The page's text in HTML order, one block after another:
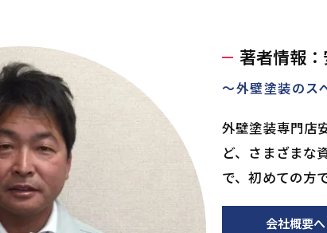
著者情報
～外壁塗装のス
外壁塗装専門店
ど、さまざまな
で、初めての方
会社概要へ